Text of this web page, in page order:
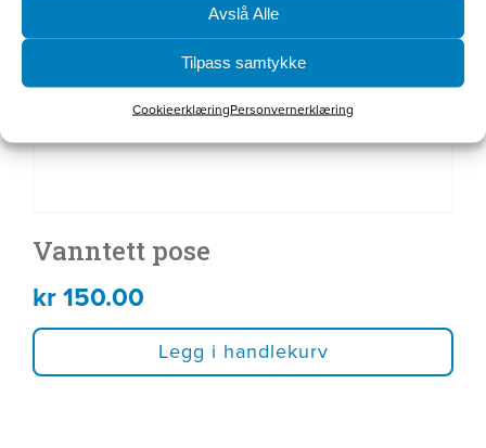
Avslå Alle
Tilpass samtykke
CookieerklæringPersonvernerklæring
Vanntett pose
kr150.00
Legg i handlekurv